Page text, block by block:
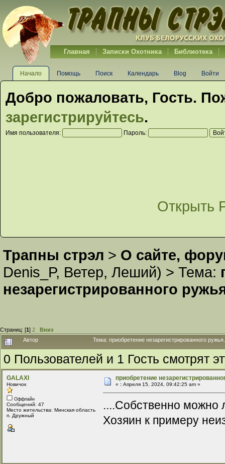
Главная Записки Охотника Библиотека
Начало Помощь Поиск Календарь Blog Войти
Добро пожаловать, Гость.
зарегистрируйтесь.
Имя пользователя: Пароль:
Открыть
Трапны стрэл > О сайте,
Denis_P, Ветер, Леший) > Тема:
незарегистрированного
Страниц: [1] 2
Вниз
Автор
Тема: приобретение незарегистрированного
0 Пользователей и 1 Гость смотрят
GALAXI
Новичок
Оффлайн
Сообщений: 47
Место жительства: Минская область
п. Дружный
приобретение
« : Апреля 15, 2024, 09:42:25 am »
....Собственно можно
Хозяин к примеру